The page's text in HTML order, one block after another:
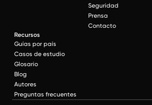
Seguridad
Prensa
Contacto
Recursos
Guías por país
Casos de estudio
Glosario
Blog
Autores
Preguntas frecuentes